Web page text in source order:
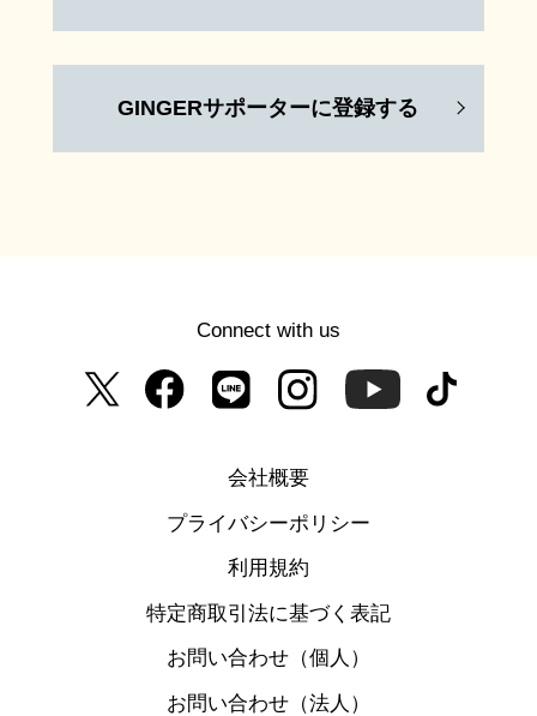
GINGERサポーターに登録する
Connect with us
会社概要
プライバシーポリシー
利用規約
特定商取引法に基づく表記
お問い合わせ（個人）
お問い合わせ（法人）